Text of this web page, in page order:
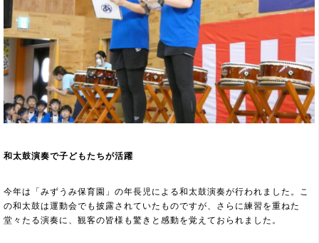
和太鼓演奏で子どもたちが活躍
今年は「みずうみ保育園」の年長児による和太鼓演奏が行われました。こ
の和太鼓は運動会でも披露されていたものですが、さらに練習を重ねた
堂々たる演奏に、観客の皆様も驚きと感動を覚えておられました。